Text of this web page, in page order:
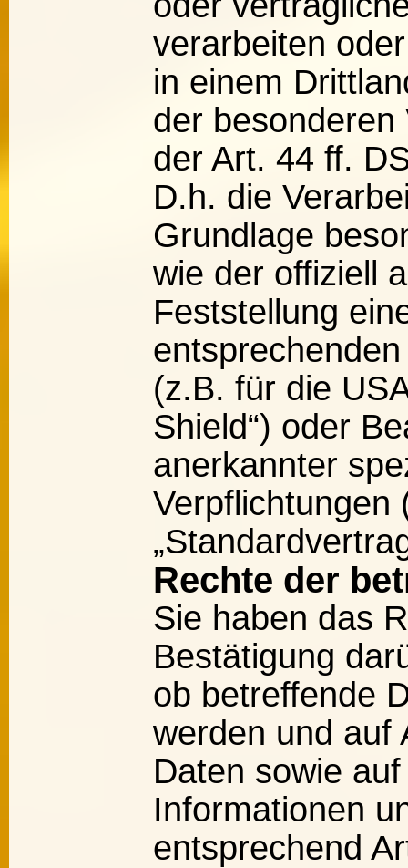
verarbeiten
in einem
der besonderen
der Art. 44 ff.
D.h. die
Grundlage
wie der offiziell
Feststellung
(z.B. für die
Shield“) oder
anerkannter
Verpflichtungen
Rechte der
Sie haben das
Bestätigung
ob betreffende
werden und auf
Daten sowie
Informationen
entsprechend